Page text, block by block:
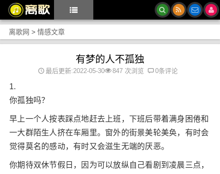
离歌网 > 情感文章
有梦的人不孤独
最后更新:2022-05-30 847 次浏览 0条评论
1.
你孤独吗？
早上一个人按表踩点地赶去上班，下班后带着满身困倦和
一大群陌生人挤在车厢里。窗外的街景美轮美奂，有时会
觉得莫名的感动，有时又会滋生无端的厌恶。
你期待双休节假日，因为可以放纵自己看剧到凌晨三点，